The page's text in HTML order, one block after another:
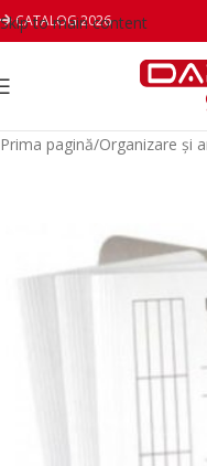
Skip to main content
CATALOG 2026
Prima pagină/Organizare și